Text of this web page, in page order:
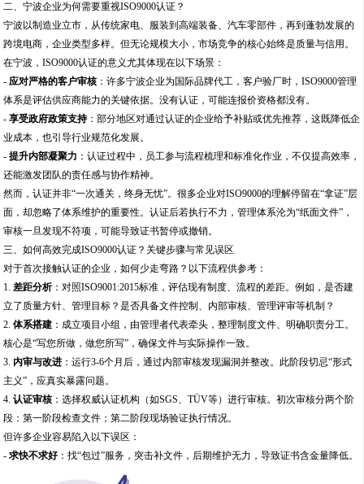
二、宁波企业为何需要重视ISO9000认证？
宁波以制造业立市，从传统家电、服装到高端装备、汽车零部件，再到蓬勃发展的
跨境电商，企业类型多样。但无论规模大小，市场竞争的核心始终是质量与信用。
在宁波，ISO9000认证的意义尤其体现在以下场景：
-应对严格的客户审核：许多宁波企业为国际品牌代工，客户验厂时，ISO9000管理
体系是评估供应商能力的关键依据。没有认证，可能连报价资格都没有。
-享受政府政策支持：部分地区对通过认证的企业给予补贴或优先推荐，这既降低企
业成本，也引导行业规范化发展。
-提升内部凝聚力 ：认证过程中，员工参与流程梳理和标准化作业，不仅提高效率，
还能激发团队的责任感与协作精神。
然而，认证并非“一次通关，终身无忧”。很多企业对ISO9000的理解停留在“拿证”层
面，却忽略了体系维护的重要性。认证后若执行不力，管理体系沦为“纸面文件”，
审核一旦发现不符项，可能导致证书暂停或撤销。
三、如何高效完成ISO9000认证？关键步骤与常见误区
对于首次接触认证的企业，如何少走弯路？以下流程供参考：
1.差距分析：对照ISO9001:2015标准，评估现有制度、流程的差距。例如，是否建
立了质量方针、管理目标？是否具备文件控制、内部审核、管理评审等机制？
2.体系搭建 ：成立项目小组，由管理者代表牵头，整理制度文件、明确职责分工。
核心是“写您所做，做您所写”，确保文件与实际操作一致。
3. 内审与改进 ：运行3-6个月后，通过内部审核发现漏洞并整改。此阶段切忌“形式
主义”，应真实暴露问题。
4.认证审核：选择权威认证机构（如SGS、TÜV等）进行审核。初次审核分两个阶
段：第一阶段检查文件；第二阶段现场验证执行情况。
但许多企业容易陷入以下误区：
-求快不求好：找“包过”服务，突击补文件，后期维护无力，导致证书含金量降低。